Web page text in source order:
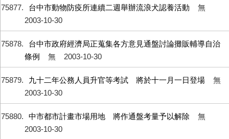
75877 台中市動物防疫所連續二週舉辦流浪犬認養活動
無
2003-10-30
75878
台中市政府經濟局正蒐集各方意見通盤討論攤販輔導自治
條例
無 2003-10-30
75879 九十二年公務人員升官等考試 將於十一月一日登場
無
2003-10-30
75880 中市都市計畫市場用地 將作通盤考量予以解除
無
2003-10-30